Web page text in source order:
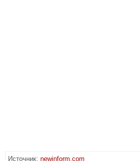
Источник: newinform.com